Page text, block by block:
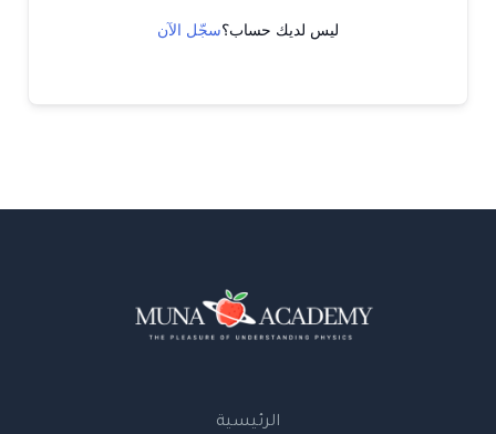
ليس لديك حساب؟سجّل الآن
الرئيسية